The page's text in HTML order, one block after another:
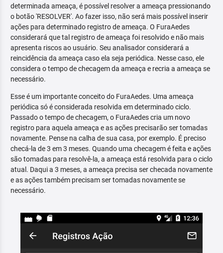
determinada ameaça, é possível resolver a ameaça pressionando
o botão 'RESOLVER'. Ao fazer isso, não será mais possível inserir
ações para determinado registro de ameaça. O FuraAedes
considerará que tal registro de ameaça foi resolvido e não mais
apresenta riscos ao usuário. Seu analisador considerará a
reincidência da ameaça caso ela seja periódica. Nesse caso, ele
considera o tempo de checagem da ameaça e recria a ameaça se
necessário.
Esse é um importante conceito do FuraAedes. Uma ameaça
periódica só é considerada resolvida em determinado ciclo.
Passado o tempo de checagem, o FuraAedes cria um novo
registro para aquela ameaça e as ações precisarão ser tomadas
novamente. Pense na calha de sua casa, por exemplo. É preciso
checá-la de 3 em 3 meses. Quando uma checagem é feita e ações
são tomadas para resolvê-la, a ameaça está resolvida para o ciclo
atual. Daqui a 3 meses, a ameaça precisa ser checada novamente
e as ações também precisam ser tomadas novamente se
necessário.